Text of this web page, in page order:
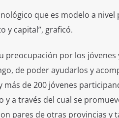
que es modelo a nivel
y capital”, graficó.
por los
de poder ayudarlos y
de 200 jóvenes
y a través del cual se
pares de otras provincias y